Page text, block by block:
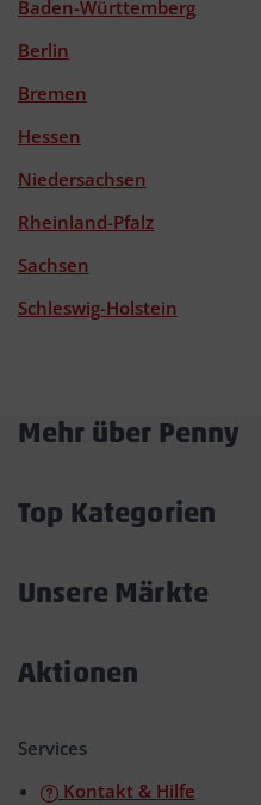
Baden-Württemberg
Berlin
Bremen
Hessen
Niedersachsen
Rheinland-Pfalz
Sachsen
Schleswig-Holstein
Mehr über Penny
Top Kategorien
Unsere Märkte
Aktionen
Services
Kontakt & Hilfe